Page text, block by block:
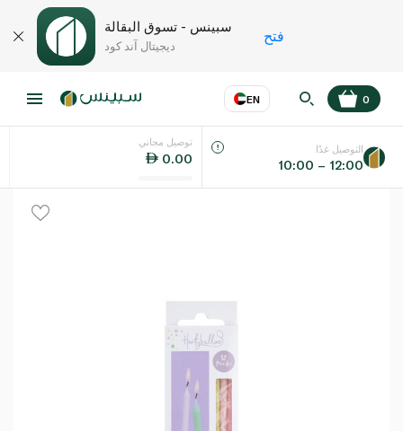
سبينس - تسوق البقالة
ديجيتال آند كود
فتح
EN
اللغة عر
0
توصيل مجاني
0.00
التوصيل غدًا
10:00 – 12:00